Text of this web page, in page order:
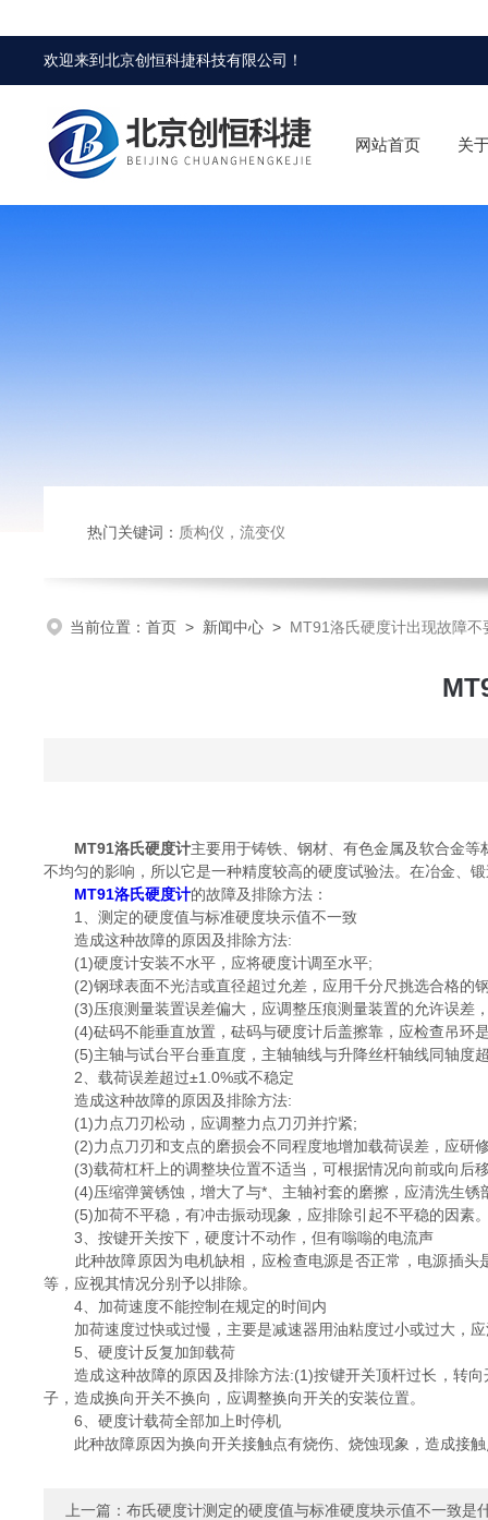
欢迎来到北京创恒科捷科技有限公司 ！
网站首页 关
热门关键词： 质构仪 ， 流变仪
当前位置： 首页 > 新闻中心 > MT91洛氏硬度计出现故障不
MT91洛氏硬度计主要用于铸铁、钢材、有色金属及软合金
不均匀的影响，所以它是一种精度较高的硬度试验法。在冶金、
MT91洛氏硬度计的故障及排除方法：
1、测定的硬度值与标准硬度块示值不一致
造成这种故障的原因及排除方法:
(1)硬度计安装不水平，应将硬度计调至水平;
(2)钢球表面不光洁或直径超过允差，应用千分尺挑选合格的
(3)压痕测量装置误差偏大，应调整压痕测量装置的允许误差
(4)砝码不能垂直放置，砝码与硬度计后盖擦靠，应检查吊环
(5)主轴与试台平台垂直度，主轴轴线与升降丝杆轴线同轴度
2、载荷误差超过±1.0%或不稳定
造成这种故障的原因及排除方法:
(1)力点刀刃松动，应调整力点刀刃并拧紧;
(2)力点刀刃和支点的磨损会不同程度地增加载荷误差，应研
(3)载荷杠杆上的调整块位置不适当，可根据情况向前或向后
(4)压缩弹簧锈蚀，增大了与*、主轴衬套的磨擦，应清洗生锈
(5)加荷不平稳，有冲击振动现象，应排除引起不平稳的因素
3、按键开关按下，硬度计不动作，但有嗡嗡的电流声
此种故障原因为电机缺相，应检查电源是否正常，电源插头
等，应视其情况分别予以排除。
4、加荷速度不能控制在规定的时间内
加荷速度过快或过慢，主要是减速器用油粘度过小或过大，应
5、硬度计反复加卸载荷
造成这种故障的原因及排除方法:(1)按键开关顶杆过长，转向
子，造成换向开关不换向，应调整换向开关的安装位置。
6、硬度计载荷全部加上时停机
此种故障原因为换向开关接触点有烧伤、烧蚀现象，造成接触
上一篇： 布氏硬度计测定的硬度值与标准硬度块示值不一致是